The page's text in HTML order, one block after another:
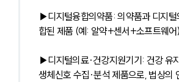
▶디지털융합의약품: 의약품과 디지털
합된 제품 (예: 알약+센서+소프트웨어)
▶디지털의료·건강지원기기: 건강 유
생체신호 수집·분석 제품으로, 법상의